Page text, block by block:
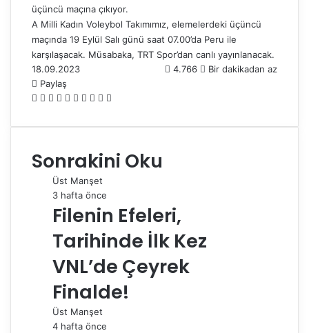
üçüncü maçına çıkıyor.
A Milli Kadın Voleybol Takımımız, elemelerdeki üçüncü
maçında 19 Eylül Salı günü saat 07.00’da Peru ile
karşılaşacak. Müsabaka, TRT Spor’dan canlı yayınlanacak.
18.09.2023
4.766
Bir dakikadan az
Paylaş
F
c
b
o
X L
n
e
d
I
n
T
m
r
P
n
e
e
s
t
R
d
i
t
W
a
s
A
p
p
T
l
g
r
a
m
E
P
s
t
l
p
y
l
a
z
ı
r
Sonrakini Oku
Üst Manşet
3 hafta önce
Filenin Efeleri,
Tarihinde İlk Kez
VNL’de Çeyrek
Finalde!
Üst Manşet
4 hafta önce